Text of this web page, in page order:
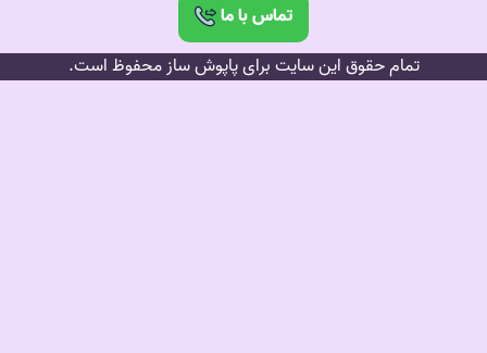
تماس با ما
تمام حقوق این سایت برای پاپوش ساز محفوظ است.